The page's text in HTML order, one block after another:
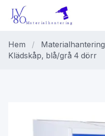
Hem / Materialhantering
Klädskåp, blå/grå 4 dörr